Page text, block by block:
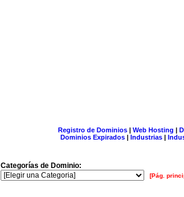
Registro de Dominios| Web Hosting |
Dominios Expirados | Industrias |
Categorías de Dominio:
[Pág.